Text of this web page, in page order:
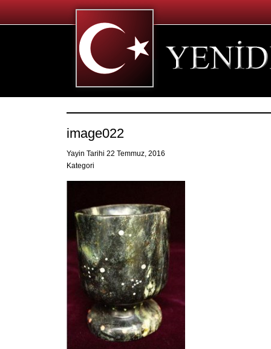
image022
Yayin Tarihi 22 Temmuz, 2016
Kategori